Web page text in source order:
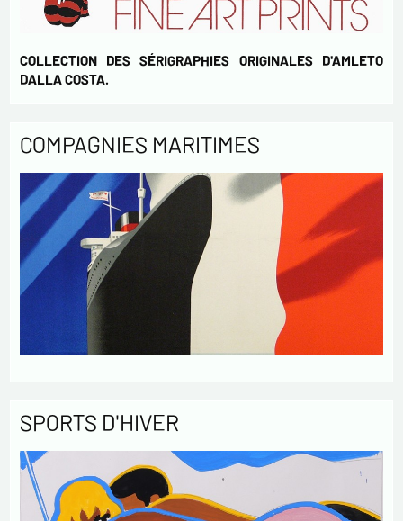
COLLECTION DES SÉRIGRAPHIES ORIGINALES D'AMLETO
DALLA COSTA.
COMPAGNIES MARITIMES
SPORTS D'HIVER